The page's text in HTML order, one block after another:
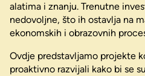
alatima i znanju. Trenutne
nedovoljne, što ih ostavlja na
ekonomskih i obrazovnih
Ovdje predstavljamo projekte
proaktivno razvijali kako bi se